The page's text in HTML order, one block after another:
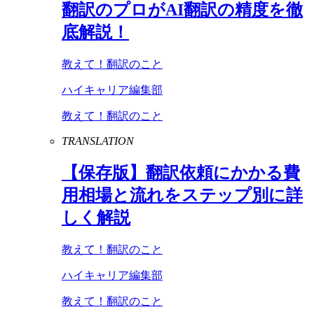
翻訳のプロがAI翻訳の精度を徹
底解説！
教えて！翻訳のこと
ハイキャリア編集部
教えて！翻訳のこと
TRANSLATION
【保存版】翻訳依頼にかかる費
用相場と流れをステップ別に詳
しく解説
教えて！翻訳のこと
ハイキャリア編集部
教えて！翻訳のこと